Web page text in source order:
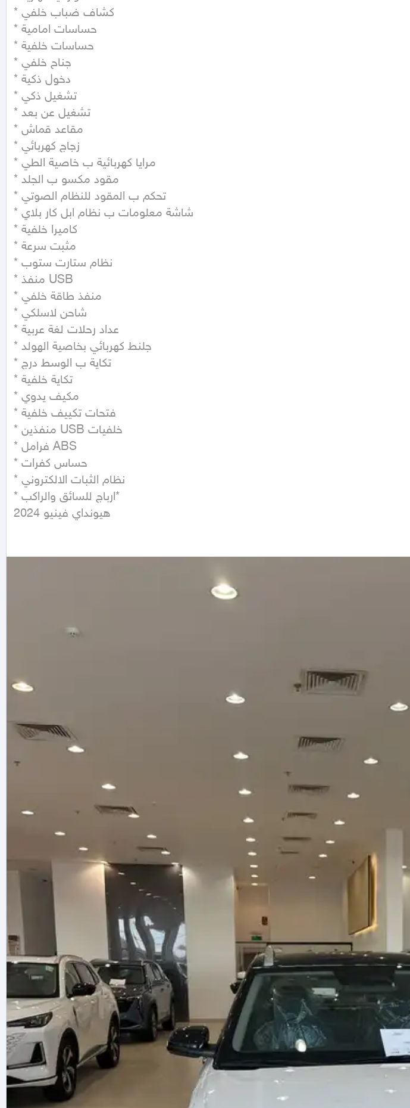
* كشاف ضباب خلفي
* حساسات امامية
* حساسات خلفية
* جناح خلفي
* دخول ذكية
* تشغيل ذكي
* تشغيل عن بعد
* مقاعد قماش
* زجاج كهربائي
* مرايا كهربائية ب خاصية الطي
* مقود مكسو ب الجلد
* تحكم ب المقود للنظام الصوتي
* شاشة معلومات ب نظام ابل كار بلاي
* كاميرا خلفية
* مثبت سرعة
* نظام ستارت ستوب
* منفذ USB
* منفذ طاقة خلفي
* شاحن لاسلكي
* عداد رحلات لغة عربية
* جلنط كهربائي بخاصية الهولد
* تكاية ب الوسط درج
* تكاية خلفية
* مكيف يدوي
* فتحات تكييف خلفية
* منفذين USB خلفيات
* فرامل ABS
* حساس كفرات
* نظام الثبات الالكتروني
* ارباج للسائق والراكب*
هيونداي فينيو 2024